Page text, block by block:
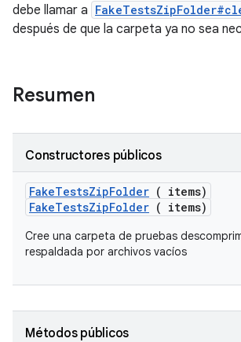
debe llamar a
después de que la carpeta ya no sea
Resumen
Constructores públicos
FakeTestsZipFolder ( items)
FakeTestsZipFolder ( items)
Cree una carpeta de pruebas
respaldada por archivos vacíos
Métodos públicos